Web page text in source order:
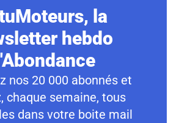
la
hebdo
nos 20 000 abonnés et
chaque semaine, tous
dans votre boite mail